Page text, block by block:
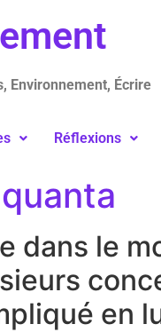
Environnement, Écrire
Réflexions
dans le
en